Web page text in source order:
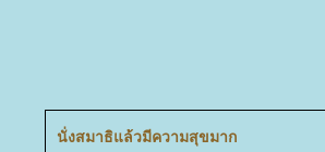
นั่งสมาธิแล้วมีความสุขมาก